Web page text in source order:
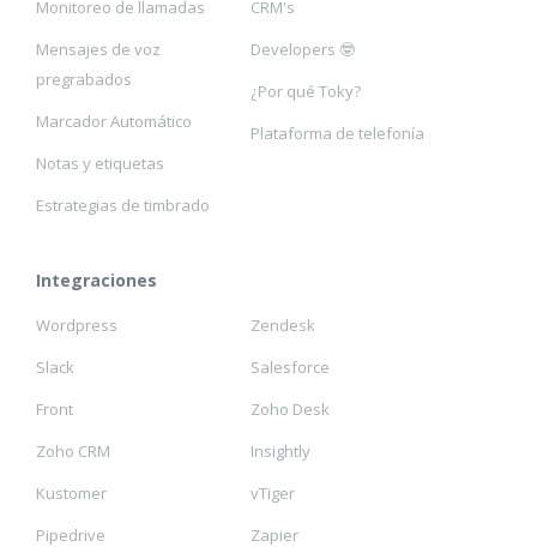
Monitoreo de llamadas
Mensajes de voz
pregrabados
Marcador Automático
Notas y etiquetas
Estrategias de timbrado
CRM's
Developers 🤓
¿Por qué Toky?
Plataforma de telefonía
Integraciones
Wordpress
Slack
Front
Zoho CRM
Kustomer
Pipedrive
Zendesk
Salesforce
Zoho Desk
Insightly
vTiger
Zapier